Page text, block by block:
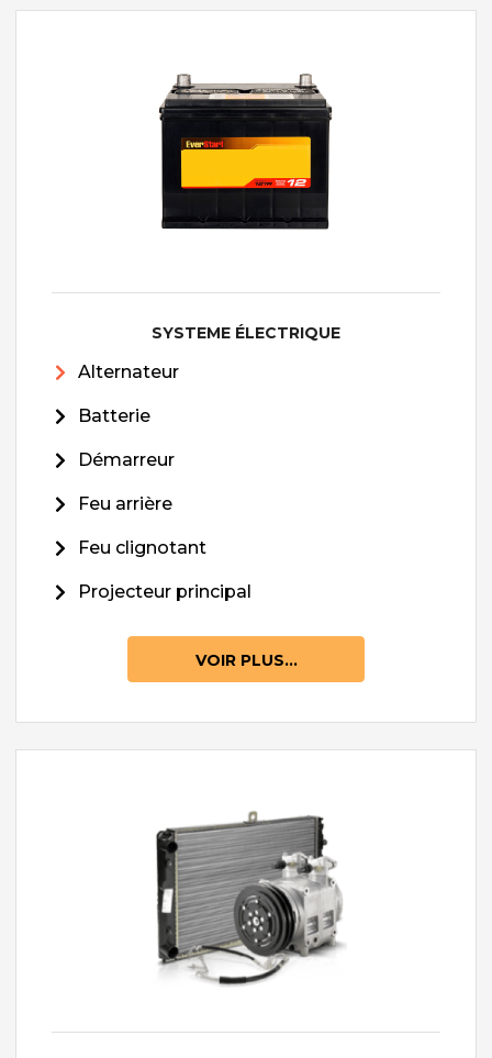
SYSTEME ÉLECTRIQUE
Alternateur
Batterie
Démarreur
Feu arrière
Feu clignotant
Projecteur principal
VOIR PLUS...